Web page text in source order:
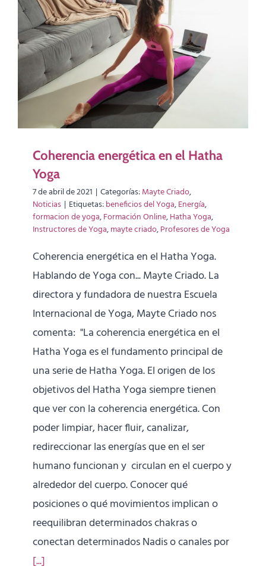
Coherencia energética en el Hatha
Yoga
7 de abril de 2021 | Categorías:Mayte Criado,
Noticias | Etiquetas:beneficios del Yoga,Energía,
formacion de yoga,Formación Online,Hatha Yoga,
Instructores de Yoga,mayte criado,Profesores de Yoga
Coherencia energética en el Hatha Yoga.
Hablando de Yoga con... Mayte Criado. La
directora y fundadora de nuestra Escuela
Internacional de Yoga, Mayte Criado nos
comenta: "La coherencia energética en el
Hatha Yoga es el fundamento principal de
una serie de Hatha Yoga. El origen de los
objetivos del Hatha Yoga siempre tienen
que ver con la coherencia energética. Con
poder limpiar, hacer fluir, canalizar,
redireccionar las energías que en el ser
humano funcionan y circulan en el cuerpo y
alrededor del cuerpo. Conocer qué
posiciones o qué movimientos implican o
reequilibran determinados chakras o
conectan determinados Nadis o canales por
[...]